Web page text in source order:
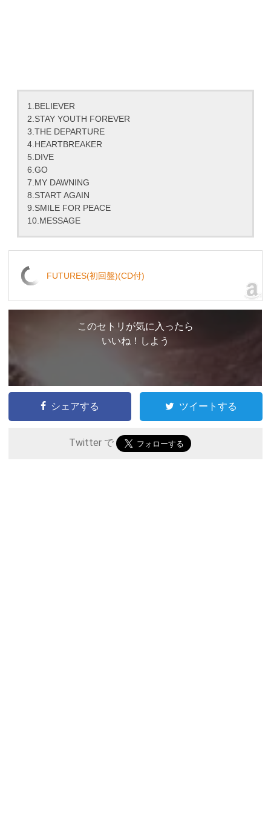
1.BELIEVER
2.STAY YOUTH FOREVER
3.THE DEPARTURE
4.HEARTBREAKER
5.DIVE
6.GO
7.MY DAWNING
8.START AGAIN
9.SMILE FOR PEACE
10.MESSAGE
FUTURES(初回盤)(CD付)
このセトリが気に入ったら
いいね！しよう
シェアする ツイートする
Twitter で